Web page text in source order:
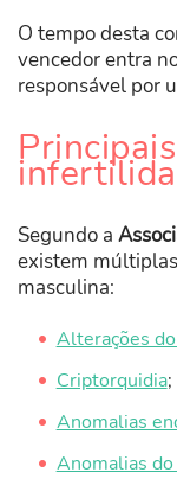
O tempo desta
vencedor entra
responsável por
Segundo a
existem
masculina:
Alterações
Criptorquidia;
Anomalias
Anomalias